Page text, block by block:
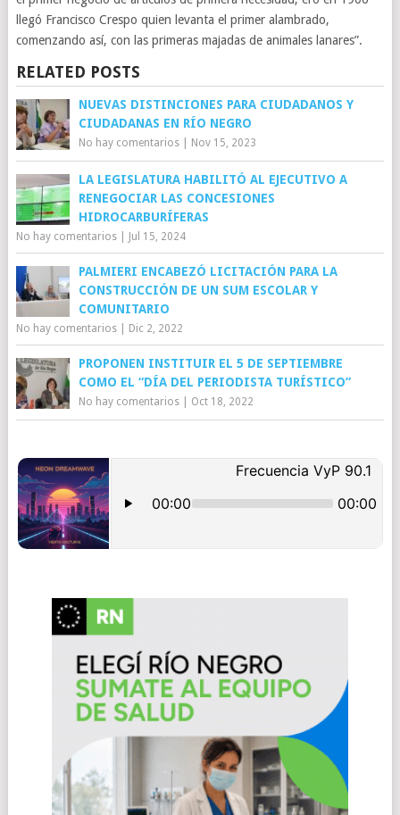
llegó Francisco Crespo quien levanta el primer alambrado,
comenzando así, con las primeras majadas de animales lanares”.
RELATED POSTS
NUEVAS DISTINCIONES PARA CIUDADANOS Y
CIUDADANAS EN RÍO NEGRO
No hay comentarios| Nov 15, 2023
LA LEGISLATURA HABILITÓ AL EJECUTIVO A
RENEGOCIAR LAS CONCESIONES
HIDROCARBURÍFERAS
No hay comentarios| Jul 15, 2024
PALMIERI ENCABEZÓ LICITACIÓN PARA LA
CONSTRUCCIÓN DE UN SUM ESCOLAR Y
COMUNITARIO
No hay comentarios| Dic 2, 2022
PROPONEN INSTITUIR EL 5 DE SEPTIEMBRE
COMO EL “DÍA DEL PERIODISTA TURÍSTICO”
No hay comentarios| Oct 18, 2022